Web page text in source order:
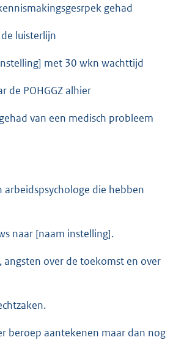
gehad
luisterlijn
met 30 wkn wachttijd
de POHGGZ alhier
van een medisch probleem
arbeidspsychologe die hebben
naar [naam instelling].
angsten over de toekomst en over
beroep aantekenen maar dan nog